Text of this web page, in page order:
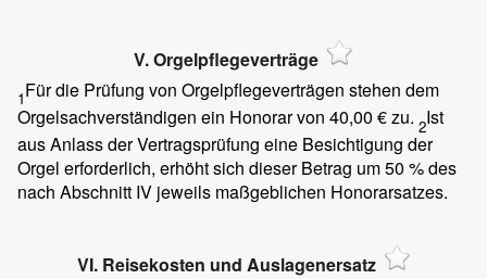
V. Orgelpflegeverträge
1Für die Prüfung von Orgelpflegeverträgen stehen dem
Orgelsachverständigen ein Honorar von 40,00 € zu. 2Ist
aus Anlass der Vertragsprüfung eine Besichtigung der
Orgel erforderlich, erhöht sich dieser Betrag um 50 % des
nach Abschnitt IV jeweils maßgeblichen Honorarsatzes.
VI. Reisekosten und Auslagenersatz